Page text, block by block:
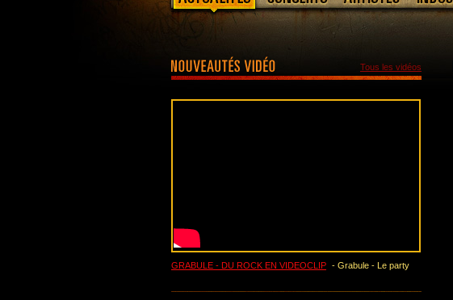
Tous les vidéos
GRABULE - DU ROCK EN VIDEOCLIP - Grabule - Le party